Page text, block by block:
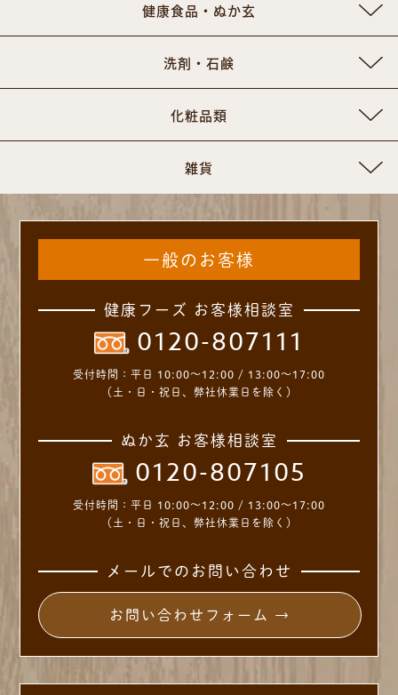
健康食品・ぬか玄
洗剤・石鹸
化粧品類
雑貨
一般のお客様
健康フーズ お客様相談室
0120-807111
受付時間： 平日 10:00～12:00 / 13:00～17:00
（土・日・祝日、弊社休業日を除く）
ぬか玄 お客様相談室
0120-807105
受付時間： 平日 10:00～12:00 / 13:00～17:00
（土・日・祝日、弊社休業日を除く）
メールでのお問い合わせ
お問い合わせフォーム →